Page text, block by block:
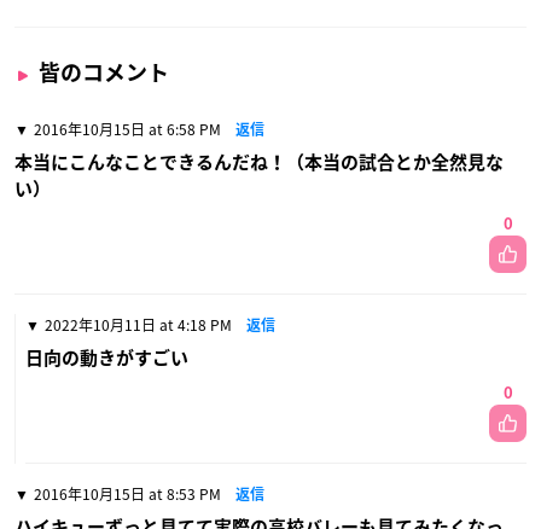
皆のコメント
2016年10月15日 at 6:58 PM 返信
本当にこんなことできるんだね！（本当の試合とか全然見な
い）
0
2022年10月11日 at 4:18 PM 返信
日向の動きがすごい
0
2016年10月15日 at 8:53 PM 返信